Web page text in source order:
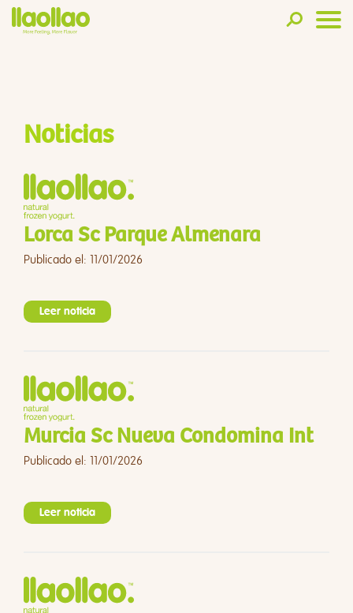
Noticias
Lorca Sc Parque Almenara
Publicado el: 11/01/2026
Leer noticia
Murcia Sc Nueva Condomina Int
Publicado el: 11/01/2026
Leer noticia